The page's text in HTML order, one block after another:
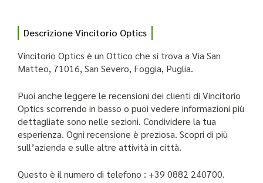
Descrizione Vincitorio Optics
Vincitorio Optics è un Ottico che si trova a Via San
Matteo, 71016, San Severo, Foggia, Puglia.
Puoi anche leggere le recensioni dei clienti di Vincitorio
Optics scorrendo in basso o puoi vedere informazioni più
dettagliate sono nelle sezioni. Condividere la tua
esperienza. Ogni recensione è preziosa. Scopri di più
sull’azienda e sulle altre attività in città.
Questo è il numero di telefono : +39 0882 240700.